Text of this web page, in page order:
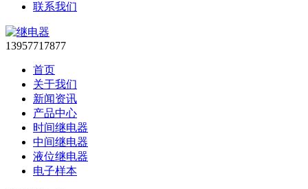
联系我们
13957717877
首页
关于我们
新闻资讯
产品中心
时间继电器
中间继电器
液位继电器
电子样本